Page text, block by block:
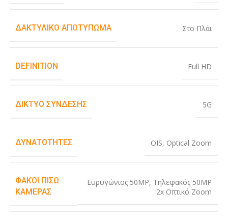
ΔΑΚΤΥΛΙΚΌ ΑΠΟΤΎΠΩΜΑ Στο Πλάι
DEFINITION Full HD
ΔΊΚΤΥΟ ΣΎΝΔΕΣΗΣ 5G
ΔΥΝΑΤΌΤΗΤΕΣ OIS, Optical Zoom
ΦΑΚΟΊ ΠΊΣΩ
ΚΆΜΕΡΑΣ
Ευρυγώνιος 50MP, Τηλεφακός 50MP
2x Οπτικό Zoom